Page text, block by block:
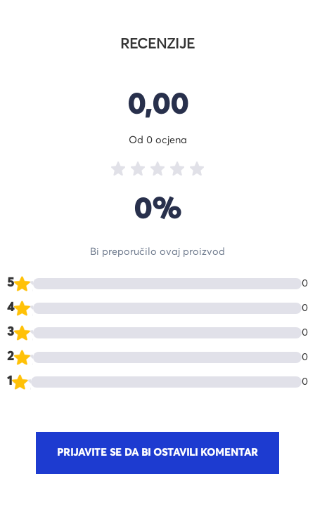
RECENZIJE
5 0
4 0
3 0
2 0
1 0
0,00
Od 0 ocjena
0%
Bi preporučilo ovaj proizvod
PRIJAVITE SE DA BI OSTAVILI KOMENTAR